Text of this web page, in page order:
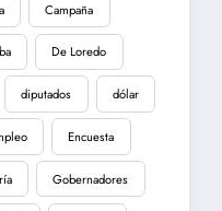
Campaña
De Loredo
diputados dólar
Encuesta
Gobernadores